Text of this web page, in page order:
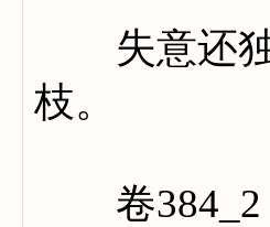
失意还独
枝。
卷384_2